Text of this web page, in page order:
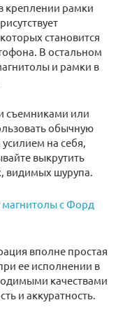
креплении рамки
становится
В остальном
и рамки в
съемниками или
обычную
на себя,
выкрутить
видимых шурупа.
магнитолы с Форд
вполне простая
ее исполнении в
качествами
и аккуратность.